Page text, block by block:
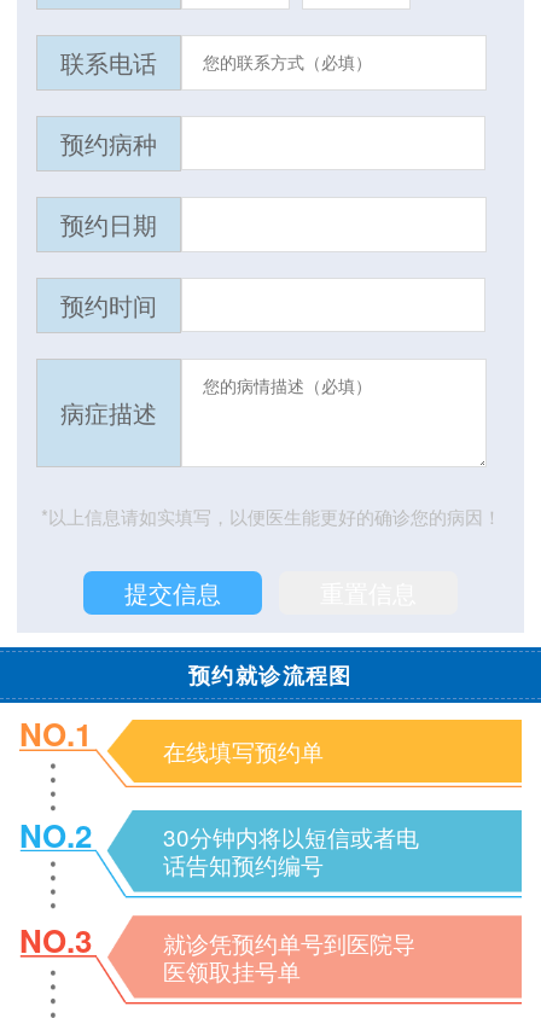
联系电话
预约病种
预约日期
预约时间
病症描述
*以上信息请如实填写，以便医生能更好的确诊您的病因！
预约就诊流程图
NO.1 在线填写预约单
NO.2
30分钟内将以短信或者电
话告知预约编号
NO.3
就诊凭预约单号到医院导
医领取挂号单